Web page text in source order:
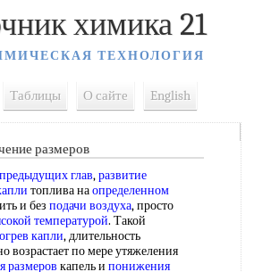
химика 21
ТЕХНОЛОГИЯ
Таблицы О сайте English
размеров
предыдущих глав,развитие
топлива наопределенном
и без подачи воздуха, просто
температурой. Такой
капли, длительность
возрастает по мере утяжеления
размеров капель и понижения